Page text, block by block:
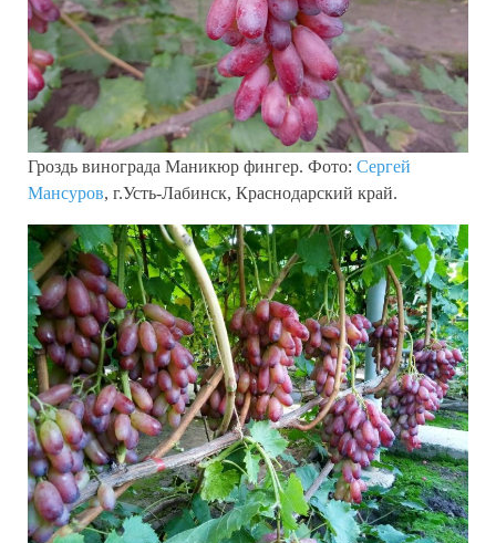
Гроздь винограда Маникюр фингер. Фото: Сергей
Мансуров, г.Усть-Лабинск, Краснодарский край.